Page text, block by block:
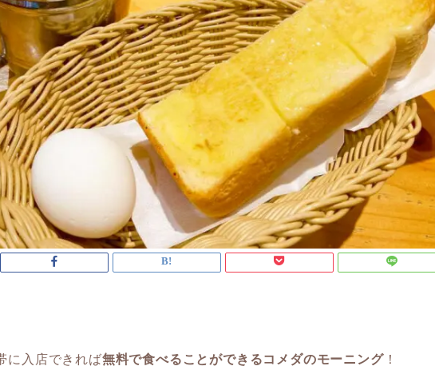
に入店できれば無料で食べることができるコメダのモーニング！